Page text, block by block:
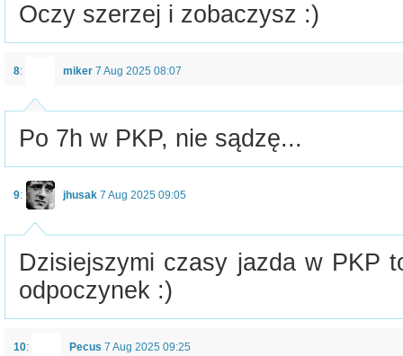
Oczy szerzej i zobaczysz :)
8: miker 7 Aug 2025 08:07
Po 7h w PKP, nie sądzę...
9: jhusak 7 Aug 2025 09:05
Dzisiejszymi czasy jazda w PKP
odpoczynek :)
10: Pecus 7 Aug 2025 09:25